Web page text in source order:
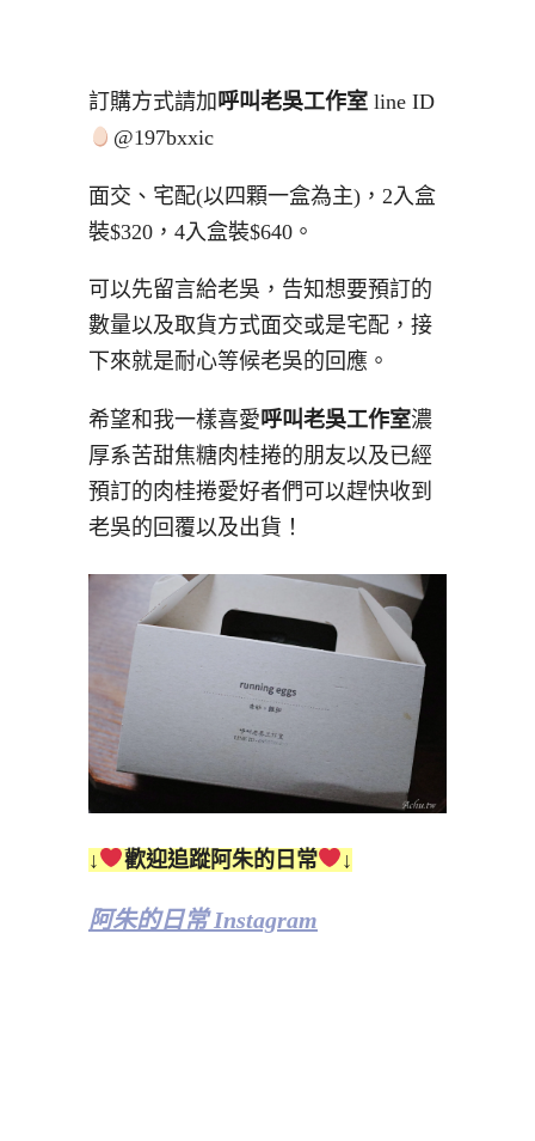
訂購方式請加呼叫老吳工作室 line ID
@197bxxic
面交、宅配(以四顆一盒為主)，2入盒
裝$320，4入盒裝$640。
可以先留言給老吳，告知想要預訂的
數量以及取貨方式面交或是宅配，接
下來就是耐心等候老吳的回應。
希望和我一樣喜愛呼叫老吳工作室濃
厚系苦甜焦糖肉桂捲的朋友以及已經
預訂的肉桂捲愛好者們可以趕快收到
老吳的回覆以及出貨！
↓ 歡迎追蹤阿朱的日常 ↓
阿朱的日常 Instagram